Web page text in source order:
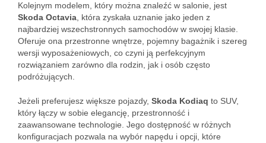
Kolejnym modelem, który można znaleźć w salonie, jest
Skoda Octavia , która zyskała uznanie jako jeden z
najbardziej wszechstronnych samochodów w swojej klasie.
Oferuje ona przestronne wnętrze, pojemny bagażnik i szereg
wersji wyposażeniowych, co czyni ją perfekcyjnym
rozwiązaniem zarówno dla rodzin, jak i osób często
podróżujących.
Jeżeli preferujesz większe pojazdy, Skoda Kodiaq to SUV,
który łączy w sobie elegancję, przestronność i
zaawansowane technologie. Jego dostępność w różnych
konfiguracjach pozwala na wybór napędu i opcji, które